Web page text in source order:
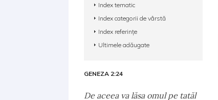
Index tematic
Index categorii de vârstă
Index referințe
Ultimele adăugate
GENEZA 2:24
De aceea va lăsa omul pe tatăl